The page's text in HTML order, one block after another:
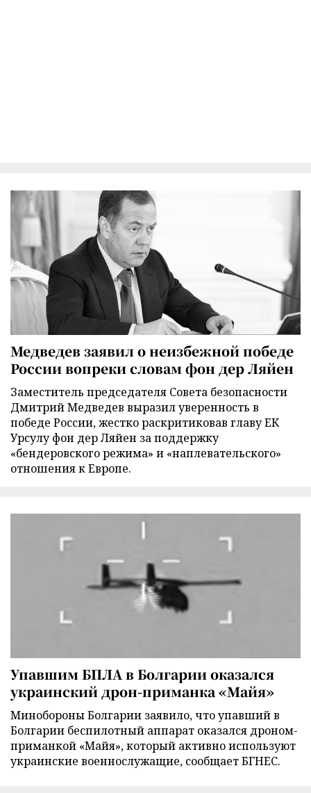
Медведев заявил о неизбежной победе
России вопреки словам фон дер Ляйен
Заместитель председателя Совета безопасности
Дмитрий Медведев выразил уверенность в
победе России, жестко раскритиковав главу ЕК
Урсулу фон дер Ляйен за поддержку
«бендеровского режима» и «наплевательского»
отношения к Европе.
Упавшим БПЛА в Болгарии оказался
украинский дрон-приманка «Майя»
Минобороны Болгарии заявило, что упавший в
Болгарии беспилотный аппарат оказался дроном-
приманкой «Майя», который активно используют
украинские военнослужащие, сообщает БГНЕС.